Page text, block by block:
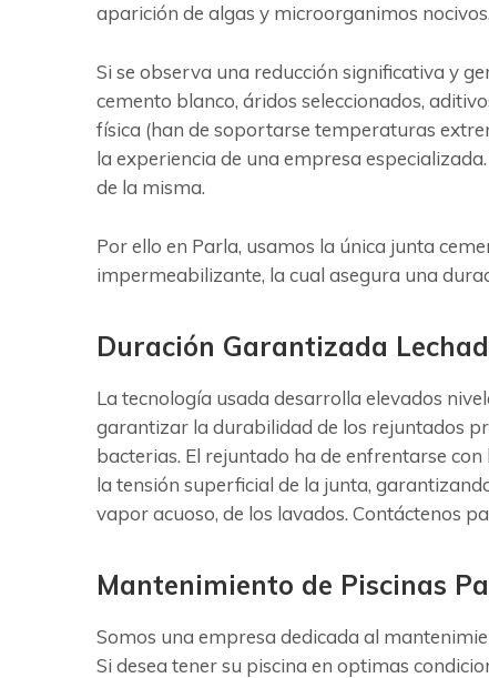
aparición de algas y microorganimos nocivos.
Si se observa una reducción significativa y
cemento blanco, áridos seleccionados,
física (han de soportarse temperaturas
la experiencia de una empresa
de la misma.
Por ello en Parla, usamos la única junta
impermeabilizante, la cual asegura una
Duración Garantizada
La tecnología usada desarrolla elevados
garantizar la durabilidad de los rejuntados
bacterias. El rejuntado ha de enfrentarse
la tensión superficial de la junta,
vapor acuoso, de los lavados. Contáctenos
Mantenimiento de Piscinas
Somos una empresa dedicada al
Si desea tener su piscina en optimas